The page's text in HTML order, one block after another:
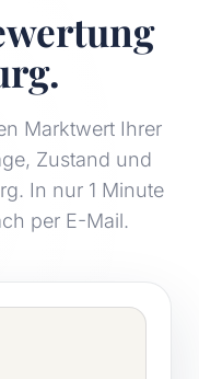
Marktwert Ihrer
Zustand und
In nur 1 Minute
per E-Mail.